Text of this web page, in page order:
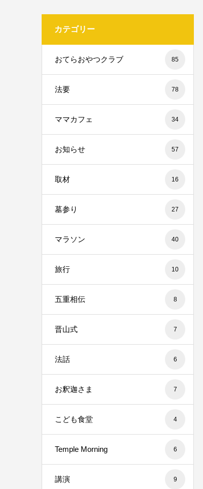
カテゴリー
おてらおやつクラブ 85
法要 78
ママカフェ 34
お知らせ 57
取材 16
墓参り 27
マラソン 40
旅行 10
五重相伝 8
晋山式 7
法話 6
お釈迦さま 7
こども食堂 4
Temple Morning 6
講演 9